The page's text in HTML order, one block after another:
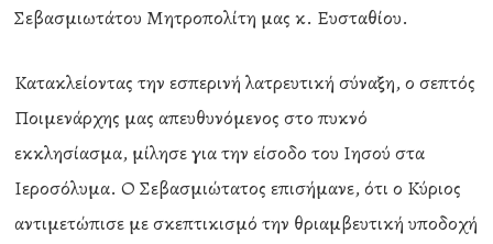
Σεβασμιωτάτου Μητροπολίτη μας κ. Ευσταθίου.
Κατακλείοντας την εσπερινή λατρευτική σύναξη, ο σεπτός
Ποιμενάρχης μας απευθυνόμενος στο πυκνό
εκκλησίασμα, μίλησε για την είσοδο του Ιησού στα
Ιεροσόλυμα. Ο Σεβασμιώτατος επισήμανε, ότι ο Κύριος
αντιμετώπισε με σκεπτικισμό την θριαμβευτική υποδοχή